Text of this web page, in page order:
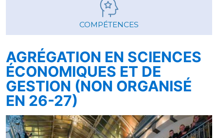
COMPÉTENCES
AGRÉGATION EN SCIENCES
ÉCONOMIQUES ET DE
GESTION (NON ORGANISÉ
EN 26-27)